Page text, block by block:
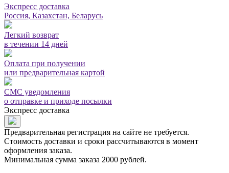
Экспресс доставка
Россия, Казахстан, Беларусь
Легкий возврат
в течении 14 дней
Оплата при получении
или предварительная картой
СМС уведомления
о отправке и приходе посылки
Экспресс доставка
Предварительная регистрация на сайте не требуется.
Стоимость доставки и сроки рассчитываются в момент
оформления заказа.
Минимальная сумма заказа 2000 рублей.